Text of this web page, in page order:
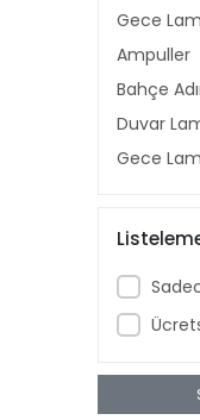
Gece
Ampuller
Bahçe
Duvar
Gece